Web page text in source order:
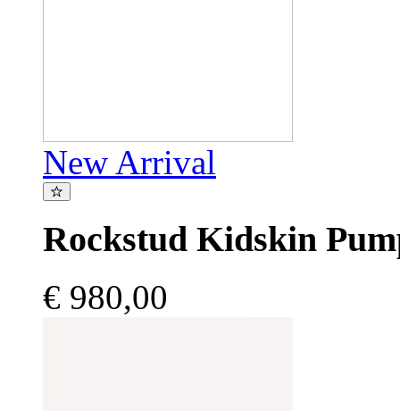
New Arrival
Rockstud Kidskin
€ 980,00